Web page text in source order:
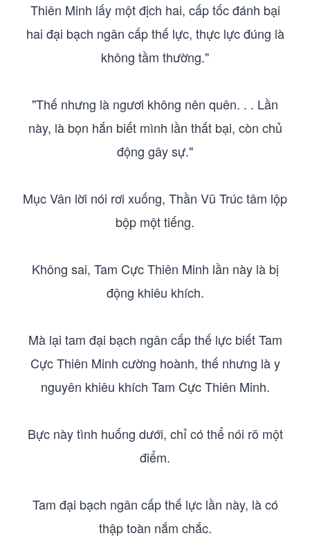
Thiên Minh lấy một địch hai, cấp tốc đánh bại
hai đại bạch ngân cấp thế lực, thực lực đúng là
không tầm thường."
"Thế nhưng là ngươi không nên quên. . . Lần
này, là bọn hắn biết mình lần thất bại, còn chủ
động gây sự."
Mục Vân lời nói rơi xuống, Thần Vũ Trúc tâm lộp
bộp một tiếng.
Không sai, Tam Cực Thiên Minh lần này là bị
động khiêu khích.
Mà lại tam đại bạch ngân cấp thế lực biết Tam
Cực Thiên Minh cường hoành, thế nhưng là y
nguyên khiêu khích Tam Cực Thiên Minh.
Bực này tình huống dưới, chỉ có thể nói rõ một
điểm.
Tam đại bạch ngân cấp thế lực lần này, là có
thập toàn nắm chắc.